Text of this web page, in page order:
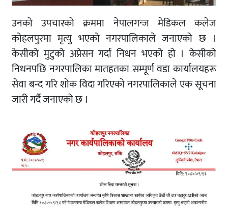
उनको उपचारको क्रममा नेपालगन्ज मेडिकल कलेज
कोहलपुरमा मृत्यु भएको नगरपालिकाले जनाएको छ ।
केसीको मुटुको अप्रेसन गर्दा निधन भएको हो । केसीको
निधनपछि नगरपालिका मातहतका सम्पूर्ण वडा कार्यालयहरू
सेवा बन्द गरि शोक विदा गरिएको नगरपालिकाले एक सूचना
जारी गर्दै जनाएको छ ।